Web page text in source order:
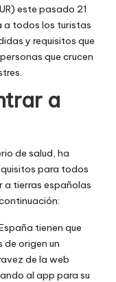
este pasado 21
a todos los turistas
y requisitos que
que crucen
a
de salud, ha
para todos
a tierras españolas
tienen que
de origen un
de la web
al app para su